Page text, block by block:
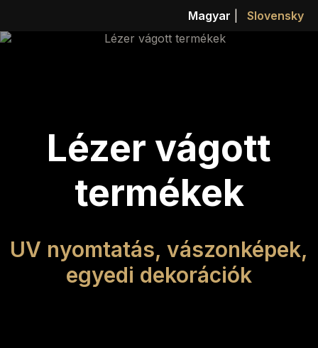
Magyar Slovensky
Lézer vágott
termékek
UV nyomtatás, vászonképek,
egyedi dekorációk